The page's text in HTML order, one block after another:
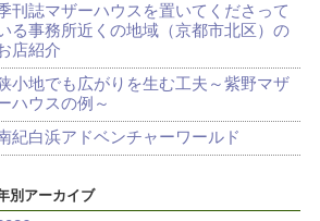
刊誌マザーハウスを置いてくださって
る事務所近くの地域（京都市北区）の
店紹介
小地でも広がりを生む工夫～紫野マザ
ハウスの例～
紀白浜アドベンチャーワールド
別アーカイブ